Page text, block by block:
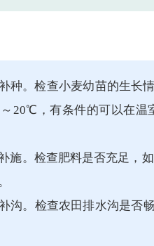
种。检查小麦幼苗的生长
20℃，有条件的可以在温
施。检查肥料是否充足，
沟。检查农田排水沟是否